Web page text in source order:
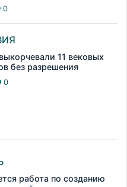
0
11 вековых
без разрешения
0
работа по созданию